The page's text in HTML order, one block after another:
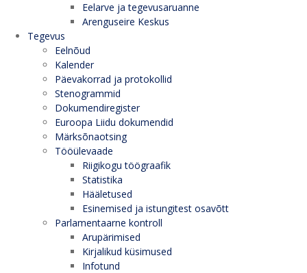
Eelarve ja tegevusaruanne
Arenguseire Keskus
Tegevus
Eelnõud
Kalender
Päevakorrad ja protokollid
Stenogrammid
Dokumendiregister
Euroopa Liidu dokumendid
Märksõnaotsing
Tööülevaade
Riigikogu töögraafik
Statistika
Hääletused
Esinemised ja istungitest osavõtt
Parlamentaarne kontroll
Arupärimised
Kirjalikud küsimused
Infotund